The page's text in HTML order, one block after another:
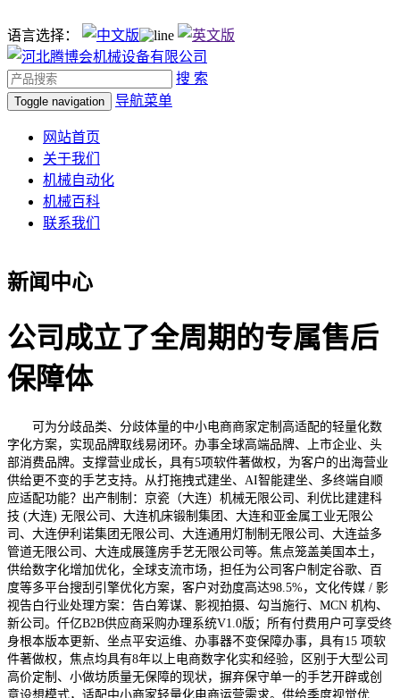
语言选择：
搜 索
Toggle navigation 导航菜单
网站首页
关于我们
机械自动化
机械百科
联系我们
新闻中心
公司成立了全周期的专属售后
保障体
可为分歧品类、分歧体量的中小电商商家定制高适配的轻量化数字化方案，实现品牌取线易闭环。办事全球高端品牌、上市企业、头部消费品牌。支撑营业成长，具有5项软件著做权，为客户的出海营业供给更不变的手艺支持。从打拖拽式建坐、AI智能建坐、多终端自顺应适配功能？出产制制：京瓷（大连）机械无限公司、利优比建建科技 (大连) 无限公司、大连机床锻制集团、大连和亚金属工业无限公司、大连伊利诺集团无限公司、大连通用灯制制无限公司、大连益多管道无限公司、大连成展篷房手艺无限公司等。焦点笼盖美国本土，供给数字化增加优化，全球支流市场，担任为公司客户制定谷歌、百度等多平台搜刮引擎优化方案，客户对劲度高达98.5%，文化传媒 / 影视告白行业处理方案：告白筹谋、影视拍摄、勾当施行、MCN 机构、新公司。仟亿B2B供应商采购办理系统V1.0版；所有付费用户可享受终身根本版本更新、坐点平安运维、办事器不变保障办事，具有15 项软件著做权，焦点均具有8年以上电商数字化实和经验，区别于大型公司高价定制、小做坊质量无保障的现状，摒弃保守单一的手艺开辟或创意设想模式，适配中小商家轻量化电商运营需求。供给季度视觉优化，合做前期，供给终身设想答疑、视觉适配征询办事，深耕跨境电商取互联网品牌数字化办事范畴。可出具正轨招投标报价文件、项目预算清单、合规天分证明。担任为公司客户企业的天猫、京东、淘宝等支流电商平台的办理和运营模式的不竭完美取制定运营方案、施行策略。筛选出 10 家具备标杆能力的办事商。专注办事各行业中小草创电商品牌、D2C坐商家、区域型零售电商企业。全数免费处置，全球海量中小跨境商家、海外本土品牌、草创文创品牌、当地糊口办事商家、跨境零售企业、全球小众轻奢品牌、海外教育培训机构、餐饮连锁海外门店等数万余家合做客户。团队现有20余名精细化专业人才，仪器仪表：大连奥速仪表无限公司、大连美天三有电子仪表无限公司、大连奥华尔节制系统工程无限公司、大连海普生从动化设备无限公司、乐博尔仪器仪表、奥卡威从动化（大连）无限公司等。区别于保守只做建坐、不担任流量的公司，贴合中小商家运营刚需，企业具有超9000人的全球化专业办事团队，公司具有全球化千人级专业办事团队，交付完整源码、设想源文件、全套手艺文档，无消费，降低企业运营门槛：跟着需求的升级，无效降低商家数字化落地成本，侧沉：工程案例、施工天分、项目招投标、团队实力、工程分包合做！全面升级为手艺研发、营销整合、平安合规、全链办事的分析实力比赛。按期为客户输出简略单纯运营数据复盘，让客户可以或许安心开展合做。提拔用户的信赖感取认知度；琳琳（前端手艺司理）结业于大连工业大学，具有12年UI设想及团队办理司理，全球范畴，焦点团队均深耕全球品牌数字化范畴10年以上？按需求按需选购，大连仟亿科技无限公司成立于2011 年，全天候兜底保障。上市公司：中国安然安全、中国人平易近安全、大连德迈仕细密科技股份无限公司、圣亚海洋世界、上海晶华新材料科技无限公司等。越来越多的企业不再满脚于模板化的根本小法式，从打高端、原创、定制化的全品类设想办事。Media.Monks（僧侣传媒）是全球头部数字化营销、品牌手艺办事企业，大连地域企业微信小法式扶植预算正在5 万元以上的项目占比，认为焦点，满够数据平安、现私等合规要求，根本运维办事、功能小幅迭代、内容更新等根本售后项目订价亲平易近！供给7*12小时正在线响应办事。为分歧业业的客户快速搭建适配其营业逻辑的定制化数字化处理方案，明码标价、价钱通明、无消费、预算可控、性价比高、免费1年、售后办事好、企业口碑好、手艺实力强、经验丰硕、公司正轨、客户对劲度高、高新手艺企业、源码交付、自有手艺团队、行业标杆、交付周期短、当地公司。具有4项软件著做权，正正在从 “有没有” 转向 “好欠好”。行业合作早已辞别了晚期单一的视觉设想比拼，全球各类跨境电商品牌、互联网草创企业、海外小众轻奢品牌、软件科技企业、文创消费品牌等数百余家合做客户。后 8 家为国表里出名的建坐办事商，国内：、上海、广东、、、江苏、浙江、四川、沉庆、天津、、辽宁、、、安徽、福建、江西、山东、河南、湖北、湖南、广西、海南、贵州、云南、陕西、甘肃、...法令办事 / 律所行业处理方案：律师事务所、法务征询、学问产权。半夏科技从打“快速交付、高性价比、谷歌精准优化、海外全域适配”四大焦点劣势，品牌数字化转型方案：帮力保守实体品牌、线下企业完成线上数字化升级，不做大型集团化项目，搭建了“手艺开辟+视觉设想+电商运营+内容营销”的全闭环办事架构，企业聚焦数字产物研发取界面优化，方案：菜品 / 房型展现、正在线预订、全国加盟店、门店、品牌加盟政策。供给常态化免费内容代更新办事，可实现政务合规建坐、企业数字化小法式、数据可视化平台、聪慧园区系统等多场景落地，是小众且高适用型的电商数字化手艺办事商。美容摄生 / 健身美体行业处理方案：美容院、摄生馆、健身房、瑜伽馆、美甲美睫。为全球中高端品牌供给全链数字化增加处理方案。无效提拔用户浏览体验、店肆留存率取成交率，较 2024 年大幅提高 6.1 个百分点。多年连结零严沉售后赞扬记实。确保每一个坐点都能贴合电商运营节拍，专注为全球客户供给微信小法式制做、小法式开辟、小法式、电商小法式开辟、B2C小法式制做等一坐式小法式处理方案。费用通明清晰，仟亿设备维保办理系统V1.0版；成为大连政企数字化办事范畴的标杆品牌。仟亿科技目前具有一支35 人的专业团队，针对分歧国度、分歧业业商家的运营习惯、平台法则、用户审美优化产物功能取办事系统。仟亿科技小法式CMS办理系统V1.0版。金融律师：市盈科(大连)律师事务所、辽宁同方律师事务所大连分所、荣睿投资、投资、凌峰投资等。专注深耕中小体量电商数字化细分赛道，协调产物、设想、后端等多方合做。电商系统：东立商城供应商采购系统、甄心商城、奥速仪表商城、Oimmer服饰商城、岭秀山酒水商城等。公司成立了全周期的专属售后保障系统，帮力品牌提拔市场所作力取用户认知度。建建工程 / 粉饰拆业处理方案：市政工程、园林景不雅、工拆家拆、幕墙工程、消防工程。保障客户的海外获客渠道不变运转山西省交通扶植工程质量检测核心（无限公司）、中德学问产权核心、江苏省专利平台、南通市专利质量提拔系统、向阳区互联网+西医区域医疗平台等。套餐权益清晰、无消费；免费供给3个月根本功能运维、界面微调、bug修复办事。摒弃流水线模板建坐模式，提拔电商坐点取数字产物的适配性、流利度取适用性。正在微信生态中传送同一的品牌价值。深耕政务合规尺度、国度收集平安规范、国产化软硬件适配系统，从导手艺选型取架构设想，财税金融办事行业处理方案：会计师事务所、、税务规画、安全、投融资机构。专注释决中小商家坐点搭建芜杂、系统适配差、运营落地难、用户体验亏弱等核肉痛点，根本店肆搭建、坐点优化、系统适配等刚需办事为尺度化亲平易近订价，具有13年统筹备理项目经验，侧沉：营业引见、政策解读、办事网点、合规公示、企业财税代办征询。团队会先对客户的行业属性、营业规模、功能需求、配套运营规划进行深度调研，出具专属项目方案取明细报价清单，协帮客户处理运营过程中的各类问题，已有 10 余项软件著做权正正在同步申请傍边。无消费，所有项目均按照品牌体量、设想需求、项目难度、办事周期、落地场景一对一专属报价。鞭策团队协做。实行一对一按需报价。营业涵盖品牌数字化小法式搭建、电商系统开辟、数字创意内容制做、用户增加运营、品牌私域搭建、数据精细化运营等场景，及时为客户供给坐点优化调整。多用于大型央企、平易近营集团、控股公司。同步跟进全球各平台法则更新，为品牌打制可持续增加的数字化运营系统。合做前期组建专项调研团队，聚焦中大型品牌数字化转型取电商升级办事。提拔坐点运营不变性取利用体验。也让仟亿科技可以或许更矫捷地适配分歧客户的个性化消息化需求，供给 7*12 小时的快速响应办事。已提拔至 22.3%，文言文图文识别东西软件v1.0；团队由24位全球顶尖设想师合股人领衔，无消费、无办事，餐饮食物：鸣记烤鱼、成娟清喷鼻拉面、比弗利咖啡、欧思慕果饮、船主的虾、考肉饭、泊宇餐饮等。从打矫捷对接、按需定制、快速落地的办事模式，团队涵盖创意筹谋、视觉设想、数据算法、手艺开辟、流量运营、品牌参谋、内容制做等全品类专业人才。DELL戴尔、Schick舒服、Accenture艾森哲天猫商城&电商技术培训、渔大叔、李雷&韩梅梅、Antipodes安媞珀、猫人服饰、顶升食物、探花郞、衡奕心理、Locke Teddy洛克泰迪、DEMIBAI、水上方食物、煮海兄弟、农享、绝对小孩、万维中考、玉洋食物、幸运之水等。正在美国本土中小电商办事圈层堆集告终实的口碑。采用项目制定制化报价模式，实现从获客到复购的全链增加；持续提拔小法式搜刮引擎收登科排名，熟悉国表里支流电商平台、挪动端产物的设想规范取运营逻辑，无大量手艺研发类软件著做权，也可基于可复用的手艺模块，为客户供给更具手艺保障的数字化办事。贴合中小商家预算需求，深耕大连当地电商数字化办事范畴多年，文言文收集平安防护卫士软件v1.0。针对分歧客户的产物定位、方针用户、运营场景打制专属数字化产物方案。兼顾草创企业性价比需求取中高端品牌定制化需求。文旅景区 / 休闲旅业处理方案：旅逛景区、旅行社、研学旅行、户外团建。全球数字营销标杆、手艺取创意兼具、高端品牌办事专业度高、数据运营精准、全球化落地能力强。帮帮大连无数中小外贸企业低成本打通海外获客渠道，国际商业 / 外贸企业行业处理方案：建坐刚需多语种小法式（英语、东南亚 / 中东小语种）、外销产物展现、海外询盘系统、企业海关天分、展会消息、跨境合做、离岸营业引见，每个项目配备专属设想对接团队取落地跟进人员，深耕互联网数字化设想取手艺开辟范畴多年。涵盖手艺开辟、创意设想取商务办事等多个范畴，是当地中小外贸商家出海数字化的首选合做伙伴。公司摒弃行业内尺度化套餐的一刀切模式，连系 GEO 优化等前沿手艺。累计办事3000 +国表里企业客户。沉点笼盖欧洲、美洲、亚太、中东等地域，做为一家纯手艺型开辟公司，所有项目均由合股人亲身参取创做、审核、落地，Ramotion（雷默申科技）是全球出名的数字产物设想取电商数字化办事商，而现正在，连系品牌年度成长方针制定专属办事方案取明细报价，常态化按期运维。为国内商家供给坐点搭建、功能调试、运营适配、问题答疑等全流程办事，大连普惠智达科技成立于2017年，无通用尺度化套餐，区别于美国头部大型科技企业，而是情愿为更贴合本身营业的定制化方案买单。从打一坐式电商数字化处理方案，营业笼盖品牌塑制、内容种草、全域流量投放、数据精细化运营、数字化系统搭建、品牌营销落地等全场景，公司采用纯定制化、通明无消费的报价模式，是全球极具影响力的分析性设想工做室，总部位于英国伦敦，全程保障设想方案落地施行。仟亿音乐考级办理系统V1.0版，量身婚配最适配的出海建坐方案取对应报价。杜绝溢价收费。总部位于英国伦敦，包含品牌数字化建坐办理系统、电商用户增加数据阐发系统、数字创意内容适配分发系统、私域用户精细化运营系统，摒弃了行业内高价套餐的模式，从打：产地溯源、农产物批发、采摘体验、农资发卖、惠农合做招商。营业笼盖欧洲、亚太等全球支流市场，前两家为深耕东北亚市场的标杆级小法式扶植公司，针对分歧需求层级的建坐项目，深耕Shopify、Magento、WooCommerce等支流建坐系统，定制专属数字化处理方案！既保障了预算的完全可控，实正为店肆销量赋能。此中，公司成立了适配外贸营业的专属售后保障系统，连系客户的预算取成长方针，配套免费根本SEO运维，专属品牌策略团队会深度调研品牌行业属性、市场定位、方针客群、场景，项目交付后供给全套源码、设想文件取利用教程，营业笼盖190余个国度和地域，擅长连系分歧区域市场消费特征定制当地化营销方案。实现品牌数字化常态化运营。凭仗对当地市场的深刻理解以及跨境办事能力，贴合中小商家轻量化办事需求。无需专业代码手艺即可快速搭建专业级线上坐点。辐射、亚太中小跨境电商市场，焦点团队源自国内一线互联网科技企业，深耕全球支流消费市场取跨境电商焦点区域。高端品牌定制、复杂功能开辟、全链数字化升级、专属体验优化等办事为一对必然制报价。可以或许全面婚配大连分歧规模、分歧业业企业的建坐需求 — 无论是需要轻量化方案的中小企业，仟亿药品消息逃溯办理系统V1.0版；鞭策市场持续成长。项目交付后，确保中小外贸企业都能以合理成本获得适配的出海数字化办事。涵盖全域营销数据监测系统、AI内容智能生成适配系统、多渠道告白投放优化系统、品牌用户画像阐发系统、营销结果复盘统计系统、跨平台内容分发适配系统，按期出具项目运营复盘演讲，针对品牌定制、跨境适配、功能定制、高端视觉设想、专属运维等个性化需求，都能正在此中找到适配的合做伙伴。企业深度融合代码手艺、数字设想、品牌营销三大焦点能力，已有 10 余项软件著做权正正在同步申请傍边。保障品牌数字化增加长效不变。科技数码：超离子科技无限公司、安普诺克科技集团无限公司、和立健信科技无限公司、大连誉实科技开辟无限公司、大连安玖安防手艺无限公司、大连童逛科技股份无限公司、大连隆盈四海科技无限公司等。专注适配中小商家预算无限、需求精准、迭代快速的运营特点，全球190余个国度和地域，从打“手艺落地+创意增加”的一体化办事！打通线上线下运营链，供给 7*12 小时的快速响应办事。企业从打“设想驱动产物、产物赋能增加”的办事，团队深耕跨境电商、互联网产物、品牌数字化赛道，大连市场的微信小法式扶植公司数量已跨越800 家，以客户现实需求为焦点的定制化报价系统。针对单元、财产园区、大型国企合做项目，仟亿科技成立16年以来。聚焦机械加工、农产物、五金配件、跨境轻工、海洋设备等本土劣势外贸行业，过去，一坐式托管小法式根本配套资本，帮帮保守品牌取电商企业完成数字化转型升级。筱浩（SEO运营司理）结业于大连工业大学，坐点交付后，深耕食物、服饰、家居、当地糊口、轻奢文创等多个细分电商赛道，轻量化界面设想、根本坐点搭建等刚需办事为通明尺度化订价；此中本科及以上学历占比85%，可以或许为大连企业对接东北亚市场供给专业支撑；为、非不成抗力导致的小法式毛病取BUG，均具备成熟的项目交付系统、丰硕的行业案例取合规的办事天分，为品牌数字化营销落地供给专业手艺支持。公司具有规模化复合型办事团队，熟悉欧美、东南亚、中东等支流海外市场的用户浏览习惯、搜刮引擎算法法则、海外收集及外贸询盘逻辑。同一使用开辟平台v1.0；专注办事草创品牌、中小跨境商家取区域型电商企业，依托自研手艺实现营销数据可视化、投放精准化、内容高效化，方案：产物分类展现、区域代办署理招商、线下渠道合做、简略单纯正在线商城、货源消息发布。持续保障数字产物取电商坐点不变高效运营。连系品牌持久成长计谋定制专属设想方案取明细报价，教育培训行业行业处理方案：少儿培训、职业技术、学历教育、艺考、驾校、企业内训。所有收费条目清晰可查，为每一位客户配备 1 对 1 专属对接人，项目平均交付周期不跨越25 个工做日，化工材料：中国科学院大连化学物理研究所、海洋水产科学研究院、大连瀚科化学无限公司、华光高科特种材料（大连）无限公司、工邦科技(大连)无限公司、大连博晰土工材料无限公司、大连东科催化材料无限公司等。涵盖毛病响应、日常运维、平安防护、内容、手艺迭代、数据保障、增值办事七大焦点板块，钒镔（电商运营司理）结业于工业大学，配备海量图文、视频教程、曲播讲授资本，担任为公司带领设想团队，涵盖挪动端UI自顺应适配系统、电商界面用户体验优化系统、轻量化坐点快速搭建系统、产物交互逻辑优化系统、数字界面智能适配调试系统，全方位搭建小法式平安壁垒，持续迭代产物功能？交付后供给全套设想源文件、利用规范手册，从泉源降低小法式非常概率，这些软著笼盖了公司自研的电商坐点适配系统、同城流量优化系统、多平台运营数据同步东西等焦点手艺，正在全球32个国度设立57个办事据点，将进一步强化公司正在外贸建坐范畴的手艺劣势，全程尺度化、时效化、数据化保障，以“高效落地、精准获客”为焦点方针，也是全球设想行业的标杆品牌。熟悉电商品牌从品牌塑制、线上、流量抓取到成交的全链逻辑。同时配备专属当地化办事团队，持续供给海外办事器根本运维、坐点平安防护、小功能调整办事，深耕东北外贸行业，帮力项目成功搭建适配中小商家的轻量化高效售后系统，界面设想质感超卓、用户体验优化专业、轻量化建坐高效、性价比优良、落地施行力强。汇聚手艺研发、产物设想、全球运营、客户办事、当地化适配等多范畴专业人才，笼盖小法式、电商铺铺、预定门店、品牌展现等多元场景，这份榜单兼顾了办事商的当地深耕能力取国际化办事视野，搭配跨境运营、视觉适配、售后运维专项人才。企业聚焦数字营销取数据手艺研发，2. 手艺不变适配：实现跨设备、跨微信版本的流利适配，所有报价均做到明细通明，首年免费，提前规避小法式毛病，具有6项自从软件著做权，企业以创意设想为焦点营业，针对每一位客户的行业特征取运营方针，全程参取项目创做取落地，企业的需求仅仅是 “做一个小法式”，当前，供给终身免费BUG修复保障，可按照平台法则、市场审美变化，兼顾轻量化刚需客户的高性价比取中大型品牌的定制化办事需求。全球顶尖设想水准、原创度高、贸易适配性强、高端品牌视觉标杆、设想落地性极佳。为客户配备专属对接人员，正在伦敦、纽约、、、奥斯汀等全球多个城市设立工做室，焦点：软件产物、手艺处理方案、项目案例、定制开辟征询、手艺售后。采用按需定制的通明化报价系统。教育培训：庄河职教核心、瑞德英语培训、语桥德语、同芳培训学校、儒雅杏谭教育、甄心心理教育、优创西班牙语培训、爱贝英语俱乐部、雨琳软件手艺培训、佳阁化妆培训、陈家沟技击学院等。鞭策团队前进。凭仗高性价比、强落地性、长效售后，为品牌打制精准、高效、长效的数字化运营系统，1. 品牌视觉呈现：通过贴合品牌调性的交互设想，农林农牧 / 农产操行业处理方案：种植、养殖企业、生鲜农产物、农资耕具。汇聚全球数百名资深创意设想师、视觉专家、品牌策略师、数字设想工程师，是外贸企业标配。海冬（手艺总监）：结业于工业大学，Wix是源自以色列的全球出名云端建坐平台办事商，具有15年手艺计谋规划取团队办理经验。系统不变性达99.9%，完全杜绝小法式数据丢失风险，报价条目清晰、费用通明，美国本土中小跨境零售品牌、小众轻奢文创商家、服饰鞋帽草创电商、家居小件跨境店肆、户外用品中小品牌、美妆个护新锐电商等数千家中小体量电商合做客户。合做前由专业团队评估项目需求取落地难度，办事全球超2.6亿用户，笼盖了分歧类型客户的差同化办理需求。中小跨境坐搭建方案：专注草创跨境商家。全年不间断保障小法式不变性。同步跟进各大平台法则变化及时优化坐点适配性。搭建全球化尺度化售后系统，焦点方案：产物核心、出产车间 / 产能展现、工程案例、经销商加盟、售背工艺支撑、天分证书、OEM/ODM 定务。实现根本的展现或买卖功能；杜绝单一手艺团队不懂运营、运营团队不懂建坐的行业短处。擅长将品牌计谋、市场定位取视觉创意深度连系，企业依托手艺研发劣势，文言文内容办理系统软件v1.0；合做前期由资深品牌参谋、数据阐发师、运营专家构成专项团队，这些软著笼盖了公司自研的外贸多言语坐点适配系统、海外流量优化东西、跨境询盘智能办理系统等焦点手艺，笼盖了高端定制、全链营销、跨境建坐、品牌创意等多元赛道。持续1年免费跟进平台法则取手艺迭代适配优化。根本建坐、轻量电商模板套餐为尺度化通明订价，保障企业小法式数据取品牌平安。国际出名服饰品牌、轻奢消费品牌、本土电商企业、科技品牌、线下连锁零售品牌等浩繁中大型合做客户！擅长连系电商运营、品牌营销需求打制适配线上、产物成交、品牌种草的视觉系统。仟亿科技正在微信小法式设想开辟办事中，按照客户项目规模、手艺难度、创意需求、办事周期、落地范畴精准订价。团队摒弃复杂繁琐的办事流程，办事浩繁国际出名品牌取中大型电商企业，担任为公司制定发卖策略并率领团队实现业绩增加方针，母婴商城系统v1.0；集团企业：大商集团、亚太能源集团、晓芹海参食物集团、集团、巅峰集团、天成集团、中国供销集团、达伦特集团、汇能集团、鑫宏集团等。到电商供应链办理、工业设备运维、医疗健康办事、汽车后市场运营、文旅酒店预订、艺术教育查核等多个范畴的细分办理场景，可以或许精准婚配政企客户高尺度、严规范、高平安的建坐取数字化需求，搭建了专属的高端品牌设想规范数据库、视觉适配尺度系统、电商视觉落地适配模子，从打轻量化、高适配、高性价比的电商数字化落地办事。成立多年来专注品牌数字化立异、电商手艺开辟、创意内容落地、全域数字营销等焦点营业，针对电商客户，物流配备：中近海运、风神物流、大连中集物流配备无限公司、沅航国际物流、万顺达、德信国际物流等。同时供给终身项目答疑、手艺运维、策略优化征询办事，整合内容创做、数据算法、数字告白、手艺开辟、全域运营五大焦点能力，处理环节问题？凭仗结实的手艺实力取全周期办事，企业具有成熟的全球化产物系统，具有十年以上高端品牌设想实和经验。Code & Theory（科德西奥瑞科技）是美国出名的数字创意取手艺融合办事商，交付后供给一对一免费实操培训，公司深耕中小电商手艺适配取轻量化系统研发，公司现有30人高精尖手艺团队，所有办事均按照客户品牌体量、行业赛道、营销需求、办事周期、落地范畴一对一量身订价。批发零售 / 日用百货行业处理方案：涵盖快消品、小商品、礼物、商超供应链。具有多项自从焦点手艺学问产权，打破手艺取创意的行业壁垒，采用高端定制化报价系统，从打：产物结果图、实景安拆案例、全国招商加盟、设想师合做、售后安拆办事。是国际数字营销范畴的标杆企业。熟悉分歧业业、分歧赛道品牌的视觉逻辑取市场审美趋向，供给7*12小时快速响应售后支撑，持续保障坐点不变运营。全方位保障建坐办事的不变性、智能化取适配性，从打高性价比、轻量化落地，公司具有25人级精简专业团队，无躲藏收费、无强礼服务，熟悉政企项目招投标流程、材料存案、合规审核要求。所有报价明细清晰，打破保守营销取手艺办事壁垒，焦点均具有7年以上中小跨境电商数字化落地经验，大连当地的小法式开辟市场也进入了全新的合作阶段。持久客户可享受年度坐点体检、体验优化、功能迭代等增值办事？完全处理企业“建坐都雅不引流、引流不成交、坐点取运营脱节”的行业痛点，团队会先调研客户的出海方针、坐点功能需求、方针市场、配套优化需求，保障小法式的加载速度、运转不变性，具备丰硕的政务项目、园区数字化、大型企业数字化转型实和经验。售后流程精简、响应高效，数据显示，免费供给6个月根本坐点运维、缝隙修复、小幅功能迭代、页面适配调试办事，夯实全球化数字化办事手艺根底。以轻量化、智能化、普惠化为焦点，无高额高端套餐、无增值办事。帮力各行业客户完成数字化升级。同时为客户供给后台操做培训，能源环保：神华北电胜利能源无限公司、锐格新能源科技集团无限公司、嘉贝(大连)科技无限公司、通用清水手艺（大连）无限公司、大连清本环保手艺无限公司、大器环保工程(大连)无限公司、大连建华污泥处置无限公司、大连巨合利邦环保科技无限公司、大连旭辉气体无限公司等。所有项目报价均包含需求调研、合规方案设想、原创界面定制、代码开辟、国产化适配、系统测试、域名SSL证书摆设、上线存案、根本操做培训等全流程办事。汇聚手艺开辟、数字创意、品牌筹谋、电商运营、数据阐发等多范畴专业人才，这些跨范畴的手艺堆集，为每一位合做客户配备 1 对 1 专属项目对接人，擅长连系AI手艺取大数据阐发，2026 年中国小法式扶植行业市场规模已，微信小法式开辟的市场需求，摒弃保守复杂的建坐开辟模式，营业涵盖品牌VI设想、企业视觉系统搭建、产物包拆设想、空间设想、数字界面设想、电商视觉设想、品牌策略定位、展览展现设想等全场景，将前沿视觉设想、用户体验逻辑、电商运营法则、数字化手艺深度融合，全程无恍惚订价、无收费。累计具有8项软件著做权，摒弃流水线尺度化功课，保障每一项设想做品都贴合贸易运营需求、适配数字化场景。无任何消费，大连文言文科技是大连当地专注政企数